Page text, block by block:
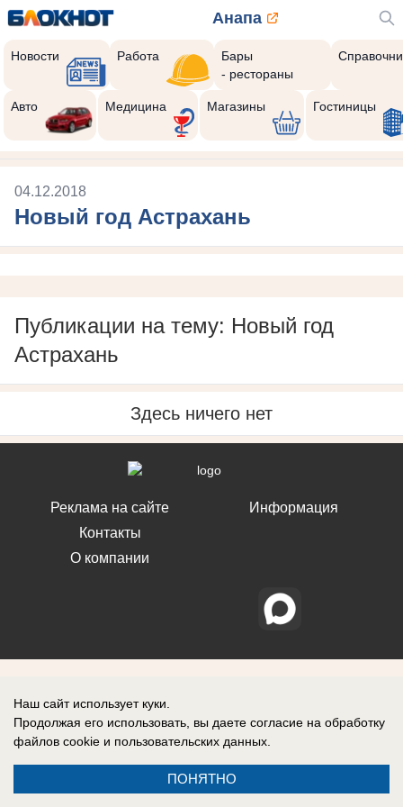
Анапа
Новости Работа
Бары
- рестораны
Авто Медицина Магазины Гостиницы
04.12.2018
Новый год Астрахань
Публикации на тему: Новый год
Астрахань
Здесь ничего нет
Реклама на сайте
Контакты
О компании
Информация
Наш сайт использует куки.
Продолжая его использовать, вы даете согласие на обработку
файлов cookie и пользовательских данных.
ПОНЯТНО